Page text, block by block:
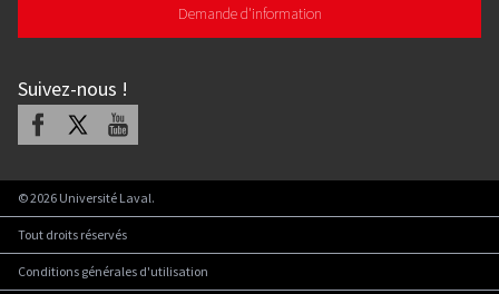
Demande d'information
Suivez-nous !
Facebook Youtube
©2026 Université Laval.
Tout droits réservés
Conditions générales d'utilisation